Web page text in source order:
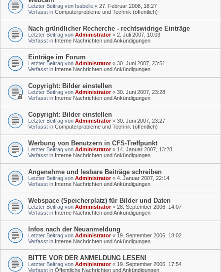
Letzter Beitrag von Isabelle « 27. Februar 2008, 18:27
Verfasst in Computerprobleme und Technik (öffentlich)
Nach gründlicher Recherche - rechtswidrige Einträge
Letzter Beitrag von Administrator« 2. Juli 2007, 10:03
Verfasst in Interne Nachrichten und Ankündigungen
Einträge im Forum
Letzter Beitrag von Administrator« 30. Juni 2007, 23:51
Verfasst in Interne Nachrichten und Ankündigungen
Copyright: Bilder einstellen
Letzter Beitrag von Administrator« 30. Juni 2007, 23:28
Verfasst in Interne Nachrichten und Ankündigungen
Copyright: Bilder einstellen
Letzter Beitrag von Administrator« 30. Juni 2007, 23:27
Verfasst in Computerprobleme und Technik (öffentlich)
Werbung von Benutzern in CFS-Treffpunkt
Letzter Beitrag von Administrator« 14. Januar 2007, 13:28
Verfasst in Interne Nachrichten und Ankündigungen
Angenehme und lesbare Beiträge schreiben
Letzter Beitrag von Administrator« 4. Januar 2007, 22:14
Verfasst in Interne Nachrichten und Ankündigungen
Webspace (Speicherplatz) für Bilder und Daten
Letzter Beitrag von Administrator« 28. September 2006, 14:07
Verfasst in Interne Nachrichten und Ankündigungen
Infos nach der Neuanmeldung
Letzter Beitrag von Administrator« 19. September 2006, 18:02
Verfasst in Interne Nachrichten und Ankündigungen
BITTE VOR DER ANMELDUNG LESEN!
Letzter Beitrag von Administrator« 19. September 2006, 17:54
Verfasst in Öffentliche Nachrichten und Ankündigungen